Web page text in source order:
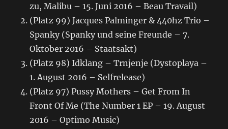
zu, Malibu – 15. Juni 2016 – Beau Travail)
(Platz 99) Jacques Palminger & 440hz Trio –
Spanky (Spanky und seine Freunde – 7.
Oktober 2016 – Staatsakt)
(Platz 98) Idklang – Trnjenje (Dystoplaya –
1. August 2016 – Selfrelease)
(Platz 97) Pussy Mothers – Get From In
Front Of Me (The Number 1 EP – 19. August
2016 – Optimo Music)